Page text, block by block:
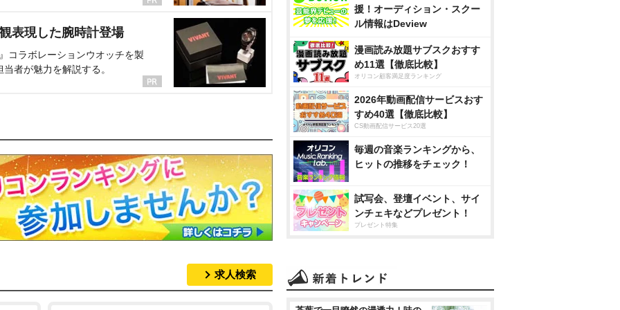
表現した腕時計登場
コラボレーションウオッチを製
者が魅力を解説する。
求人検索
援！オーディション・スクー
ル情報はDeview
漫画読み放題サブスクおすす
め11選【徹底比較】
オリコン顧客満足度ランキング
2026年動画配信サービスおす
すめ40選【徹底比較】
CS動画配信サービス20選
毎週の音楽ランキングから、
ヒットの推移をチェック！
試写会、登壇イベント、サイ
ンチェキなどプレゼント！
プレゼント特集